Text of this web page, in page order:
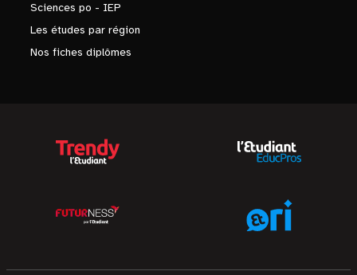
Sciences po - IEP
Les études par région
Nos fiches diplômes